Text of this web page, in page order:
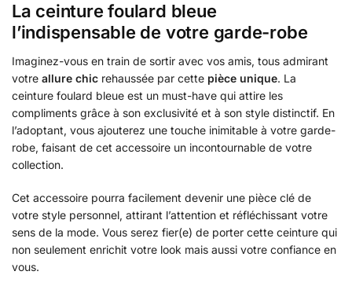
La ceinture foulard bleue
l’indispensable de votre garde-robe
Imaginez-vous en train de sortir avec vos amis, tous admirant
votre allure chic rehaussée par cette pièce unique. La
ceinture foulard bleue est un must-have qui attire les
compliments grâce à son exclusivité et à son style distinctif. En
l’adoptant, vous ajouterez une touche inimitable à votre garde-
robe, faisant de cet accessoire un incontournable de votre
collection.
Cet accessoire pourra facilement devenir une pièce clé de
votre style personnel, attirant l’attention et réfléchissant votre
sens de la mode. Vous serez fier(e) de porter cette ceinture qui
non seulement enrichit votre look mais aussi votre confiance en
vous.